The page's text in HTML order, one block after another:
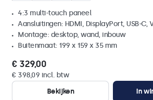
4:3 multi-touch paneel
Aansluitingen: HDMI, DisplayPort, USB-C,
Montage: desktop, wand, inbouw
Buitenmaat: 199 x 159 x 35 mm
€ 329,00
€ 398,09 incl. btw
Bekijken
In